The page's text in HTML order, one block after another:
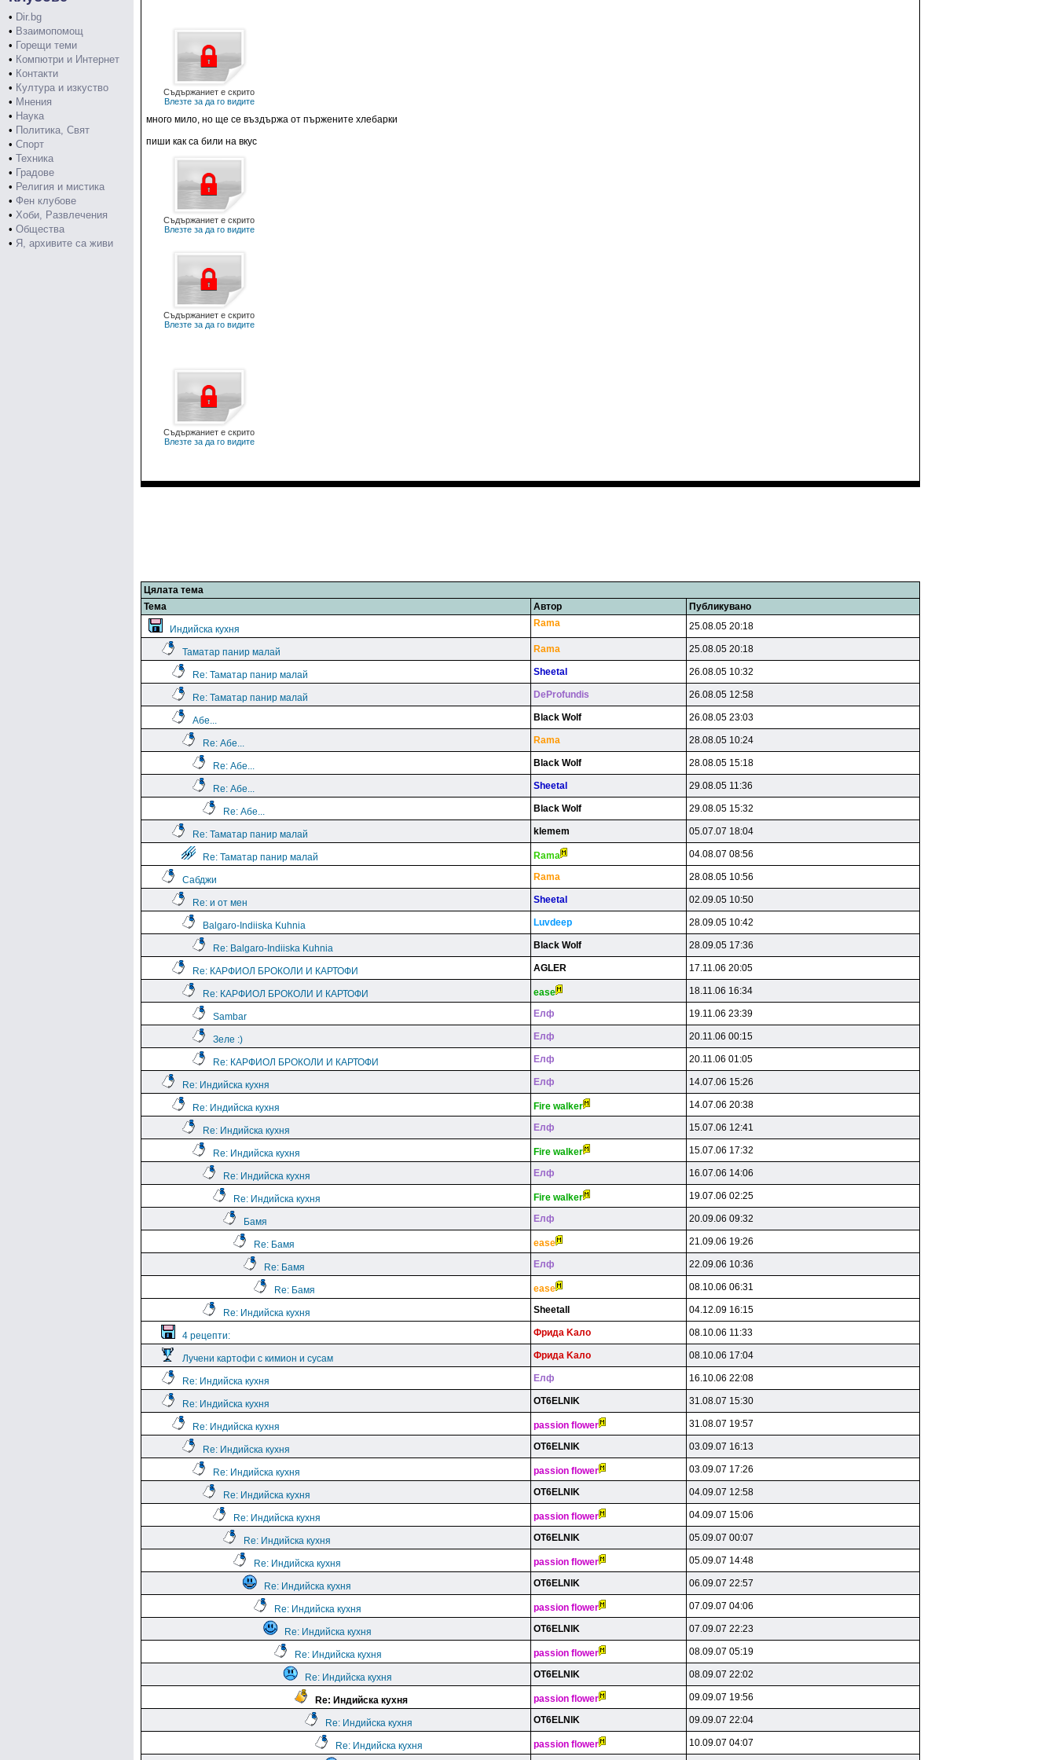
• Dir.bg
• Взаимопомощ
• Горещи теми
• Компютри и Интернет
• Контакти
• Култура и изкуство
• Мнения
• Наука
• Политика, Свят
• Спорт
• Техника
• Градове
• Религия и мистика
• Фен клубове
• Хоби, Развлечения
• Общества
• Я, архивите са живи
Съдържаниет е скрито
Влезте за да го видите
много мило, но ще се въздържа от пържените хлебарки
пиши как са били на вкус
Съдържаниет е скрито
Влезте за да го видите
Съдържаниет е скрито
Влезте за да го видите
Съдържаниет е скрито
Влезте за да го видите
Цялата тема
Тема
Автор Публикувано
Индийска кухня
Rama 25.08.05 20:18
Таматар панир малай Rama 25.08.05 20:18
Re: Таматар панир малай Sheetal 26.08.05 10:32
Re: Таматар панир малай DeProfundis 26.08.05 12:58
Абе... Black Wolf 26.08.05 23:03
Re: Абе... Rama 28.08.05 10:24
Re: Абе... Black Wolf 28.08.05 15:18
Re: Абе... Sheetal 29.08.05 11:36
Re: Абе... Black Wolf 29.08.05 15:32
Re: Таматар панир малай klemem 05.07.07 18:04
Re: Таматар панир малай Rama 04.08.07 08:56
Сабджи Rama 28.08.05 10:56
Re: и от мен Sheetal 02.09.05 10:50
Balgaro-Indiiska Kuhnia Luvdeep 28.09.05 10:42
Re: Balgaro-Indiiska Kuhnia Black Wolf 28.09.05 17:36
Re: КАРФИОЛ БРОКОЛИ И КАРТОФИ AGLER 17.11.06 20:05
Re: КАРФИОЛ БРОКОЛИ И КАРТОФИ ease 18.11.06 16:34
Sambar Eлф 19.11.06 23:39
Зеле :) Eлф 20.11.06 00:15
Re: КАРФИОЛ БРОКОЛИ И КАРТОФИ Eлф 20.11.06 01:05
Re: Индийска кухня Eлф 14.07.06 15:26
Re: Индийска кухня Fire walker 14.07.06 20:38
Re: Индийска кухня Eлф 15.07.06 12:41
Re: Индийска кухня Fire walker 15.07.06 17:32
Re: Индийска кухня Eлф 16.07.06 14:06
Re: Индийска кухня Fire walker 19.07.06 02:25
Бамя Eлф 20.09.06 09:32
Re: Бамя ease 21.09.06 19:26
Re: Бамя Eлф 22.09.06 10:36
Re: Бамя ease 08.10.06 06:31
Re: Индийска кухня Sheetall 04.12.09 16:15
4 рецепти: Фpидa Kaлo 08.10.06 11:33
Лучени картофи с кимион и сусам Фpидa Kaлo 08.10.06 17:04
Re: Индийска кухня Eлф 16.10.06 22:08
Re: Индийска кухня OT6ELNlK 31.08.07 15:30
Re: Индийска кухня passion flower 31.08.07 19:57
Re: Индийска кухня OT6ELNlK 03.09.07 16:13
Re: Индийска кухня passion flower 03.09.07 17:26
Re: Индийска кухня OT6ELNlK 04.09.07 12:58
Re: Индийска кухня passion flower 04.09.07 15:06
Re: Индийска кухня OT6ELNlK 05.09.07 00:07
Re: Индийска кухня passion flower 05.09.07 14:48
Re: Индийска кухня OT6ELNlK 06.09.07 22:57
Re: Индийска кухня passion flower 07.09.07 04:06
Re: Индийска кухня OT6ELNlK 07.09.07 22:23
Re: Индийска кухня passion flower 08.09.07 05:19
Re: Индийска кухня OT6ELNlK 08.09.07 22:02
Re: Индийска кухня passion flower 09.09.07 19:56
Re: Индийска кухня OT6ELNlK 09.09.07 22:04
Re: Индийска кухня passion flower 10.09.07 04:07